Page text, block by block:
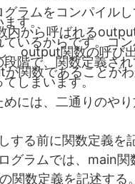
ラムをコンパイル
ます。
内から呼ばれる
いるからです。コン
、output関数の呼び
階で、関数定義され
関数であることが
しまいます。
には、二通りのやり
する前に関数定義を
グラムでは、main関
関数定義を記述する。